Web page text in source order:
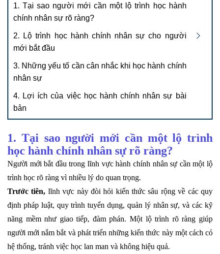
1. Tại sao người mới cần một lộ trình học hành
chính nhân sự rõ ràng?
2. Lộ trình học hành chính nhân sự cho người
mới bắt đầu
3. Những yếu tố cần cân nhắc khi học hành chính
nhân sự
4. Lợi ích của việc học hành chính nhân sự bài
bản
1. Tại sao người mới cần một lộ trình
học hành chính nhân sự rõ ràng?
Người mới bắt đầu trong lĩnh vực hành chính nhân sự cần một lộ
trình học rõ ràng vì nhiều lý do quan trọng.
Trước tiên, lĩnh vực này đòi hỏi kiến thức sâu rộng về các quy
định pháp luật, quy trình tuyển dụng, quản lý nhân sự, và các kỹ
năng mềm như giao tiếp, đàm phán. Một lộ trình rõ ràng giúp
người mới nắm bắt và phát triển những kiến thức này một cách có
hệ thống, tránh việc học lan man và không hiệu quả.